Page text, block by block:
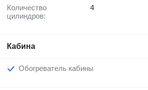
Количество
цилиндров:
4
Кабина
Обогреватель кабины